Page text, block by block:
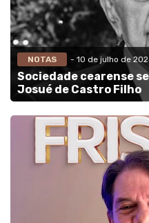
NOTAS - 10 de julho de
Sociedade cearense
Josué de Castro Filho